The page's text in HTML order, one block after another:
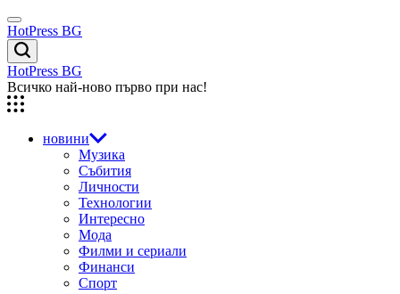
Skip
to
content
Menu
HotPress BG
Търсене
HotPress BG
Всичко най-ново първо при нас!
новини
Музика
Събития
Личности
Технологии
Интересно
Мода
Филми и сериали
Финанси
Спорт